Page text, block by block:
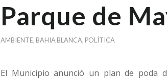
Parque de
AMBIENTE, BAHIA BLANCA, POLÍTICA
El Municipio anunció un plan de poda